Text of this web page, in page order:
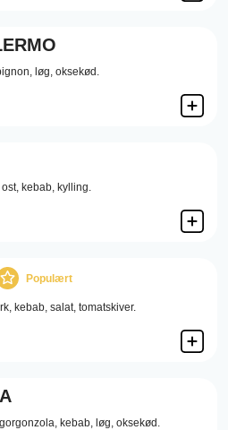
løg, oksekød.
ost, kebab, kylling.
Populært
kebab, salat, tomatskiver.
gorgonzola, kebab, løg, oksekød.